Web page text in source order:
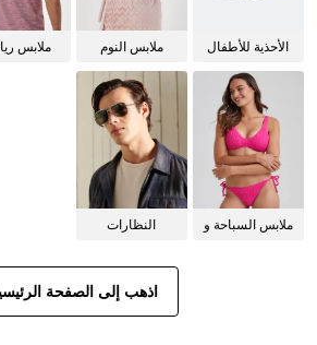
الأحذية للأطفال
ملابس النوم
ملابس
ملابس السباحة و
النظارات
اذهب إلى الصفحة